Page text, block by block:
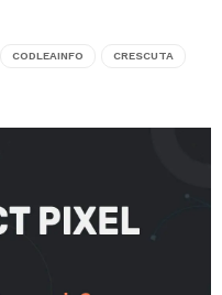
CODLEAINFO CRESCUTA